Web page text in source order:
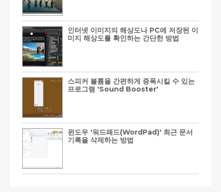
인터넷 이미지의 해상도나 PC에 저장된 이
미지 해상도를 확인하는 간단한 방법
스피커 볼륨을 간편하게 증폭시킬 수 있는
프로그램 'Sound Booster'
윈도우 '워드패드(WordPad)' 최근 문서
기록을 삭제하는 방법